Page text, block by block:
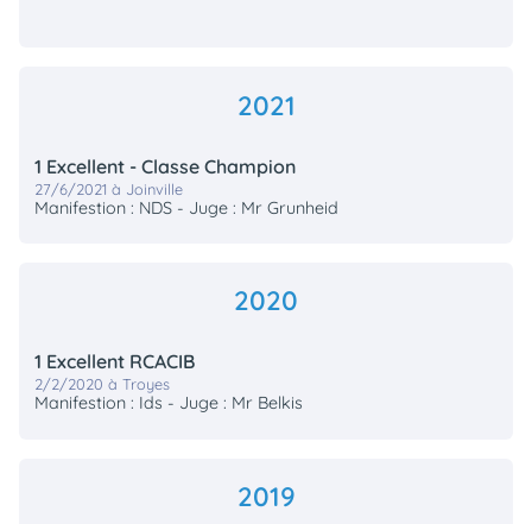
2021
1 Excellent - Classe Champion
27/6/2021 à Joinville
Manifestion : NDS - Juge : Mr Grunheid
2020
1 Excellent RCACIB
2/2/2020 à Troyes
Manifestion : Ids - Juge : Mr Belkis
2019